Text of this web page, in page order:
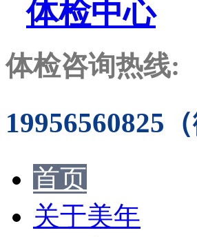
体检咨询热线:
19956560825
首页
关于美年